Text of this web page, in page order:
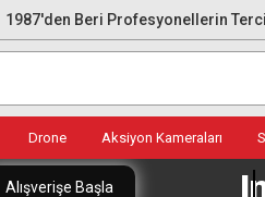
1987'den Beri Profesyonellerin
Drone Aksiyon Kameraları
Alışverişe Başla